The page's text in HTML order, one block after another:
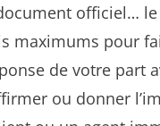
officiel… le
maximums pour
de votre
ou donner